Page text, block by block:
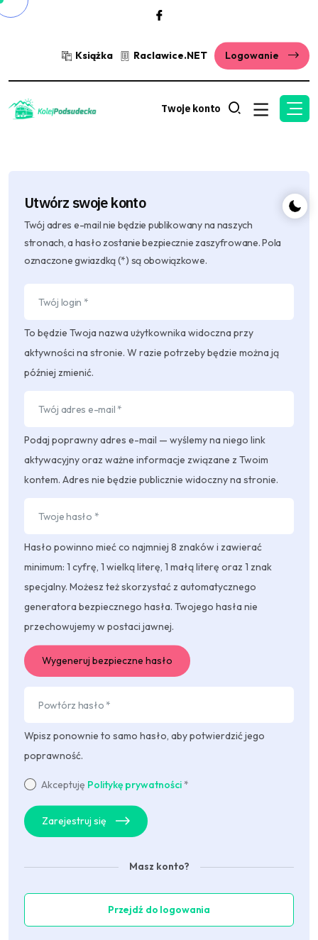
Książka Raclawice.NET Logowanie
Twoje konto
Utwórz swoje konto
Twój adres e-mail nie będzie publikowany na naszych
stronach, a hasło zostanie bezpiecznie zaszyfrowane. Pola
oznaczone gwiazdką (*) są obowiązkowe.
To będzie Twoja nazwa użytkownika widoczna przy
aktywności na stronie. W razie potrzeby będzie można ją
później zmienić.
Podaj poprawny adres e-mail — wyślemy na niego link
aktywacyjny oraz ważne informacje związane z Twoim
kontem. Adres nie będzie publicznie widoczny na stronie.
Hasło powinno mieć co najmniej 8 znaków i zawierać
minimum: 1 cyfrę, 1 wielką literę, 1 małą literę oraz 1 znak
specjalny. Możesz też skorzystać z automatycznego
generatora bezpiecznego hasła. Twojego hasła nie
przechowujemy w postaci jawnej.
Wygeneruj bezpieczne hasło
Wpisz ponownie to samo hasło, aby potwierdzić jego
poprawność.
Akceptuję Politykę prywatności *
Zarejestruj się
Masz konto?
Przejdź do logowania